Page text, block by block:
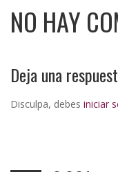
NO HAY
Deja una
Disculpa, debes iniciar